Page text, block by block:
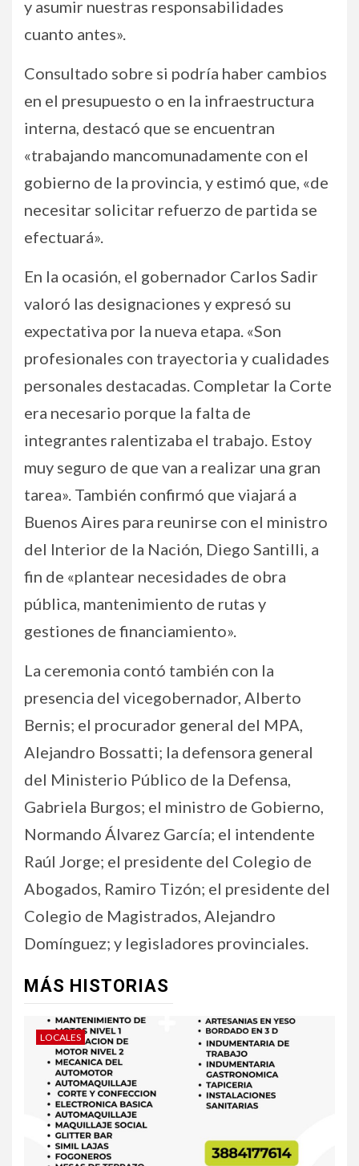
y asumir nuestras responsabilidades
cuanto antes».
Consultado sobre si podría haber cambios
en el presupuesto o en la infraestructura
interna, destacó que se encuentran
«trabajando mancomunadamente con el
gobierno de la provincia, y estimó que, «de
necesitar solicitar refuerzo de partida se
efectuará».
En la ocasión, el gobernador Carlos Sadir
valoró las designaciones y expresó su
expectativa por la nueva etapa. «Son
profesionales con trayectoria y cualidades
personales destacadas. Completar la Corte
era necesario porque la falta de
integrantes ralentizaba el trabajo. Estoy
muy seguro de que van a realizar una gran
tarea». También confirmó que viajará a
Buenos Aires para reunirse con el ministro
del Interior de la Nación, Diego Santilli, a
fin de «plantear necesidades de obra
pública, mantenimiento de rutas y
gestiones de financiamiento».
La ceremonia contó también con la
presencia del vicegobernador, Alberto
Bernis; el procurador general del MPA,
Alejandro Bossatti; la defensora general
del Ministerio Público de la Defensa,
Gabriela Burgos; el ministro de Gobierno,
Normando Álvarez García; el intendente
Raúl Jorge; el presidente del Colegio de
Abogados, Ramiro Tizón; el presidente del
Colegio de Magistrados, Alejandro
Domínguez; y legisladores provinciales.
MÁS HISTORIAS
LOCALES